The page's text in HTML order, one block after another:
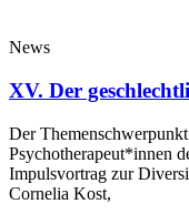
News
XV. Der
Der
Psychotherapeut*innen
Impulsvortrag zur
Cornelia Kost,